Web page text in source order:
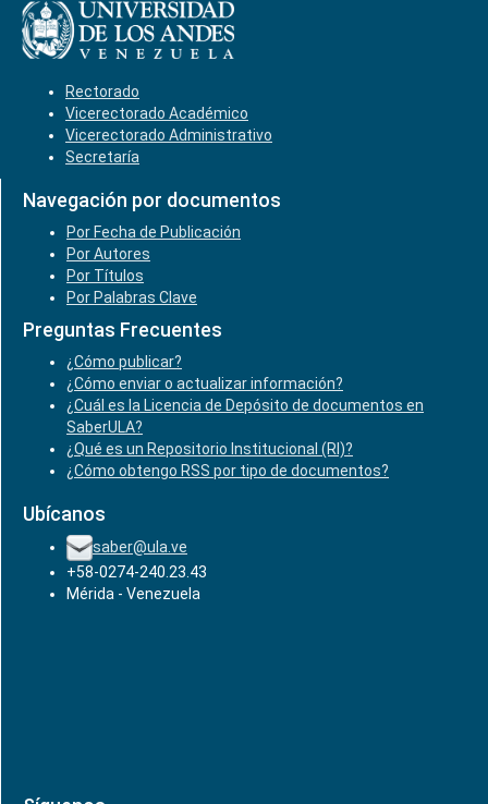
Rectorado
Vicerectorado Académico
Vicerectorado Administrativo
Secretaría
Navegación por documentos
Por Fecha de Publicación
Por Autores
Por Títulos
Por Palabras Clave
Preguntas Frecuentes
¿Cómo publicar?
¿Cómo enviar o actualizar información?
¿Cuál es la Licencia de Depósito de documentos en
SaberULA?
¿Qué es un Repositorio Institucional (RI)?
¿Cómo obtengo RSS por tipo de documentos?
Ubícanos
saber@ula.ve
+58-0274-240.23.43
Mérida - Venezuela